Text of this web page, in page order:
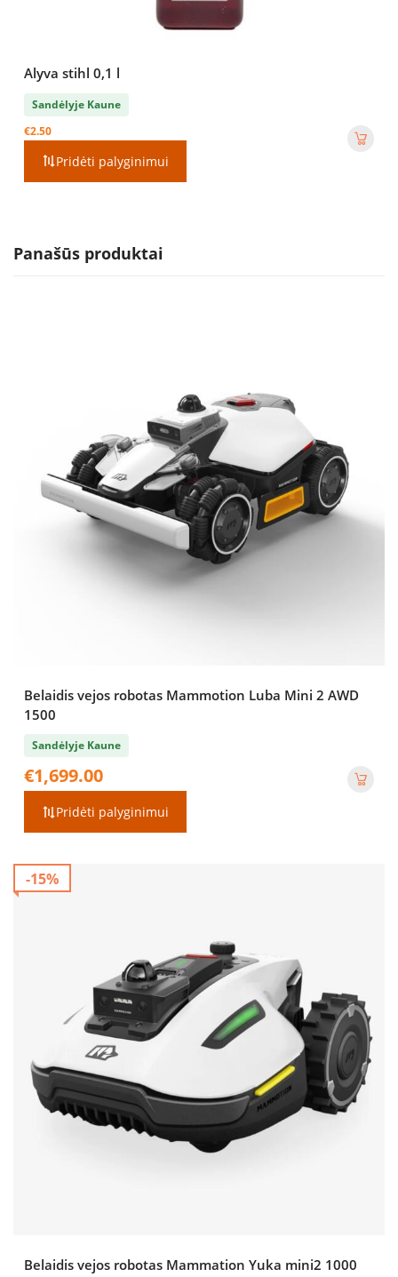
Alyva stihl 0,1 l
Sandėlyje Kaune
€2.50
Pridėti palyginimui
Panašūs produktai
Belaidis vejos robotas Mammotion Luba Mini 2 AWD
1500
Sandėlyje Kaune
€1,699.00
Pridėti palyginimui
-15%
Belaidis vejos robotas Mammation Yuka mini2 1000